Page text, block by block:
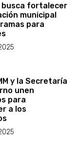
busca fortalecer
municipal
para
y la Secretaría
unen
para
a los